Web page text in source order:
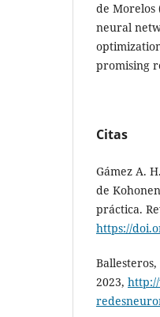
de Morelos
neural
promising
Citas
Gámez A.
de
práctica.
https://
2023,